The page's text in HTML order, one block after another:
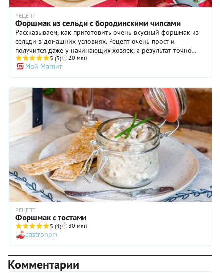
РЕЦЕПТ
Форшмак из сельди с бородинскими чипсами
Рассказываем, как приготовить очень вкусный форшмак из
сельди в домашних условиях. Рецепт очень прост и
получится даже у начинающих хозяек, а результат точно
понравится. В этой закуске, кроме филе сельди, мы
используем мягкое сливочное, измельченный репчатый лук,
замоченный в молоке пшеничный хлеб и немного соевого
соуса для более сложной палитры вкусов и усиления умами.
Некоторые хозяйки с этой же целью добавляют в форшмак
горчицу или тертый сыр – возможно, вам понравится и одно
из этих решений.
5 (3) 20 мин
Мой Магнит
РЕЦЕПТ
Форшмак с тостами
5 (4) 30 мин
gastronom
Комментарии